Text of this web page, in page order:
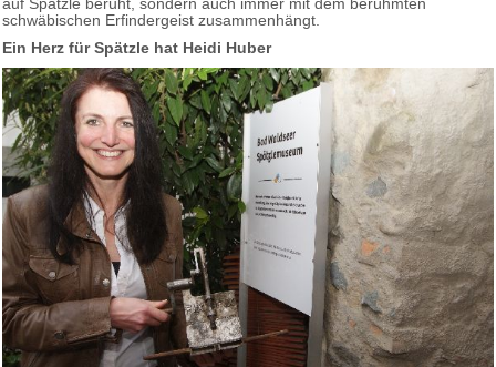
auf Spätzle beruht, sondern auch immer mit dem berühmten
schwäbischen Erfindergeist zusammenhängt.
Ein Herz für Spätzle hat Heidi Huber